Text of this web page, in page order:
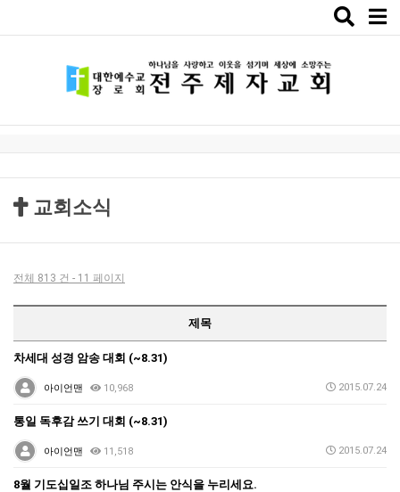
Toggle
교회소식
전체 813 건 - 11 페이지
제목
차세대 성경 암송 대회 (~8.31)
아이언맨 10,968 2015.07.24
통일 독후감 쓰기 대회 (~8.31)
아이언맨 11,518 2015.07.24
8월 기도십일조 하나님 주시는 안식을 누리세요.